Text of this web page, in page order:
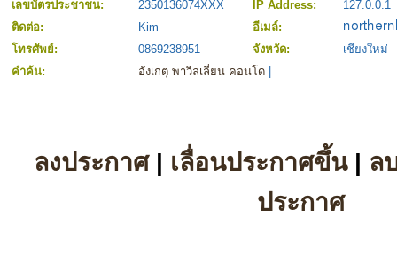
เลขบัตรประชาชน: 2350136074XXX IP Address:
127.0.0.1
ติดต่อ:
Kim
อีเมล์:
โทรศัพย์:
0869238951 จังหวัด:
เชียงใหม่
คำค้น:
อังเกตุ พาวิลเลี่ยน คอนโด
ลงประกาศ| เลื่อนประกาศขึ้น| ล
ประกาศ